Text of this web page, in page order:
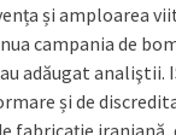
și amploarea
campania de
adăugat analiştii.
și de
fabricaţie